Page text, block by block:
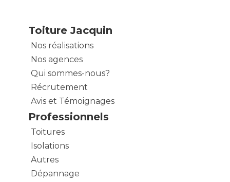
Toiture Jacquin
Nos réalisations
Nos agences
Qui sommes-nous?
Récrutement
Avis et Témoignages
Professionnels
Toitures
Isolations
Autres
Dépannage